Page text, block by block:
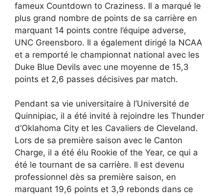
fameux Countdown to Craziness. Il a marqué le
plus grand nombre de points de sa carrière en
marquant 14 points contre l’équipe adverse,
UNC Greensboro. Il a également dirigé la NCAA
et a remporté le championnat national avec les
Duke Blue Devils avec une moyenne de 15,3
points et 2,6 passes décisives par match.
Pendant sa vie universitaire à l’Université de
Quinnipiac, il a été invité à rejoindre les Thunder
d’Oklahoma City et les Cavaliers de Cleveland.
Lors de sa première saison avec le Canton
Charge, il a été élu Rookie of the Year, ce qui a
été le tournant de sa carrière. Il est devenu
professionnel dès sa première saison, en
marquant 19,6 points et 3,9 rebonds dans ce